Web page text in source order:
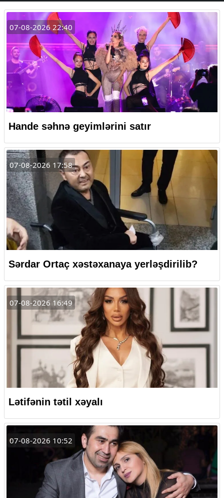
07-08-2026 22:40
Hande səhnə geyimlərini satır
07-08-2026 17:58
Sərdar Ortaç xəstəxanaya yerləşdirilib?
07-08-2026 16:49
Lətifənin tətil xəyalı
07-08-2026 10:52